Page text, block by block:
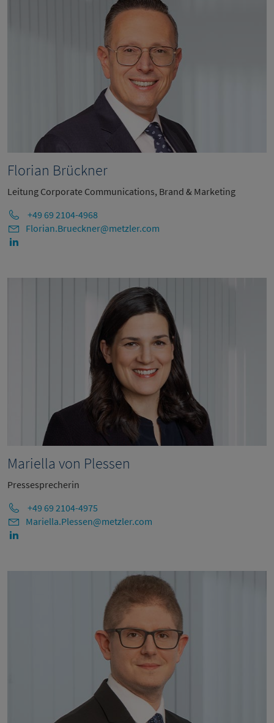
Florian Brückner
Leitung Corporate Communications, Brand & Marketing
+49 69 2104-4968
Florian.Brueckner@metzler.com
Mariella von Plessen
Pressesprecherin
+49 69 2104-4975
Mariella.Plessen@metzler.com